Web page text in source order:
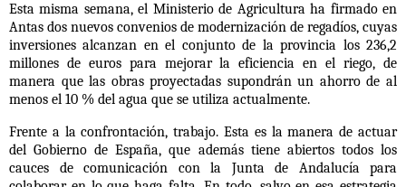
Esta misma semana, el Ministerio de Agricultura ha firmado en
Antas dos nuevos convenios de modernización de regadíos, cuyas
inversiones alcanzan en el conjunto de la provincia los 236,2
millones de euros para mejorar la eficiencia en el riego, de
manera que las obras proyectadas supondrán un ahorro de al
menos el 10 % del agua que se utiliza actualmente.
Frente a la confrontación, trabajo. Esta es la manera de actuar
del Gobierno de España, que además tiene abiertos todos los
cauces de comunicación con la Junta de Andalucía para